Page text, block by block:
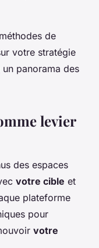
de
votre stratégie
un panorama des
levier
des espaces
votre cible et
plateforme
pour
votre